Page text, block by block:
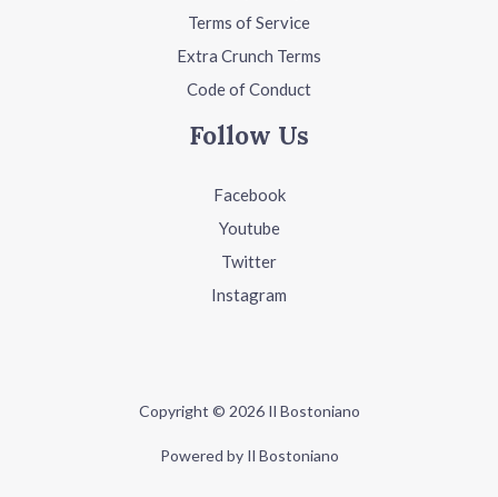
Terms of Service
Extra Crunch Terms
Code of Conduct
Follow Us
Facebook
Youtube
Twitter
Instagram
Copyright © 2026 Il Bostoniano
Powered by Il Bostoniano